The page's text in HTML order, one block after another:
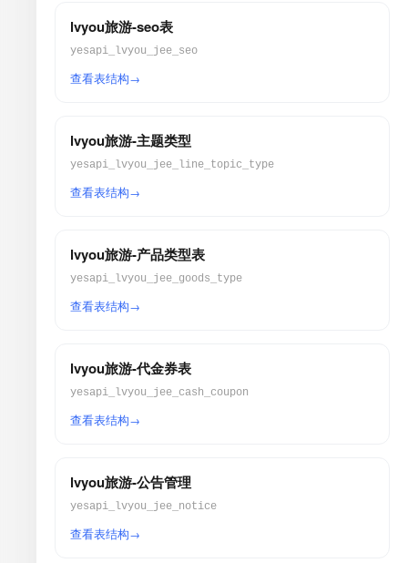
lvyou旅游-seo表
yesapi_lvyou_jee_seo
查看表结构
lvyou旅游-主题类型
yesapi_lvyou_jee_line_topic_type
查看表结构
lvyou旅游-产品类型表
yesapi_lvyou_jee_goods_type
查看表结构
lvyou旅游-代金券表
yesapi_lvyou_jee_cash_coupon
查看表结构
lvyou旅游-公告管理
yesapi_lvyou_jee_notice
查看表结构